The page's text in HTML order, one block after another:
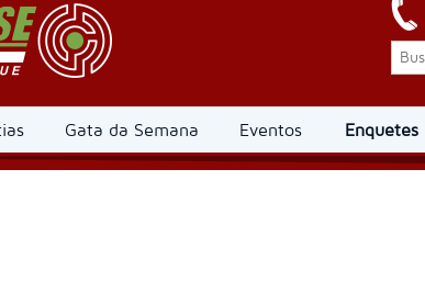
Gata da Semana Eventos Enquetes